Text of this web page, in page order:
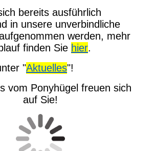
bereits ausführlich
in unsere unverbindliche
werden, mehr
finden Sie hier.
"Aktuelles"!
vom Ponyhügel freuen sich
auf Sie!